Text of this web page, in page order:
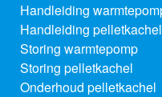
Handleiding
Handleiding pelletkachel
Storing warmtepomp
Storing pelletkachel
Onderhoud pelletkachel